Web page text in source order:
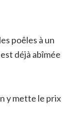
poêles à un
déjà abîmée
y mette le prix